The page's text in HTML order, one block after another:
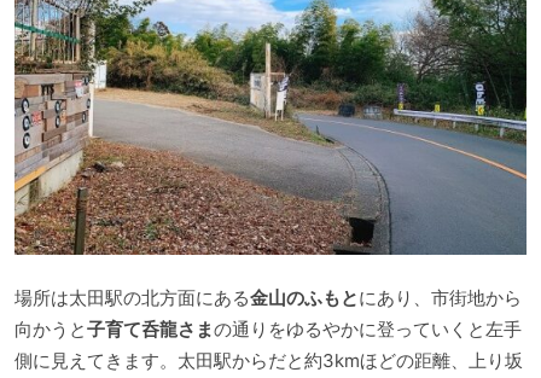
場所は太田駅の北方面にある金山のふもとにあり、市街地から
向かうと子育て呑龍さまの通りをゆるやかに登っていくと左手
側に見えてきます。太田駅からだと約3kmほどの距離、上り坂